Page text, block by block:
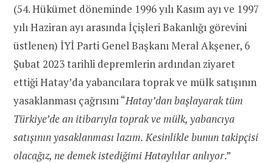
(54. Hükümet döneminde 1996 yılı Kasım ayı ve 1997
yılı Haziran ayı arasında İçişleri Bakanlığı görevini
üstlenen) İYİ Parti Genel Başkanı Meral Akşener, 6
Şubat 2023 tarihli depremlerin ardından ziyaret
ettiği Hatay’da yabancılara toprak ve mülk satışının
yasaklanması çağrısını “Hatay’dan başlayarak tüm
Türkiye’de an itibarıyla toprak ve mülk, yabancıya
satışının yasaklanması lazım. Kesinlikle bunun takipçisi
olacağız, ne demek istediğimi Hataylılar anlıyor.”